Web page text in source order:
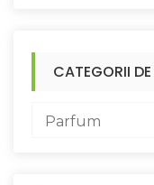
CATEGORII